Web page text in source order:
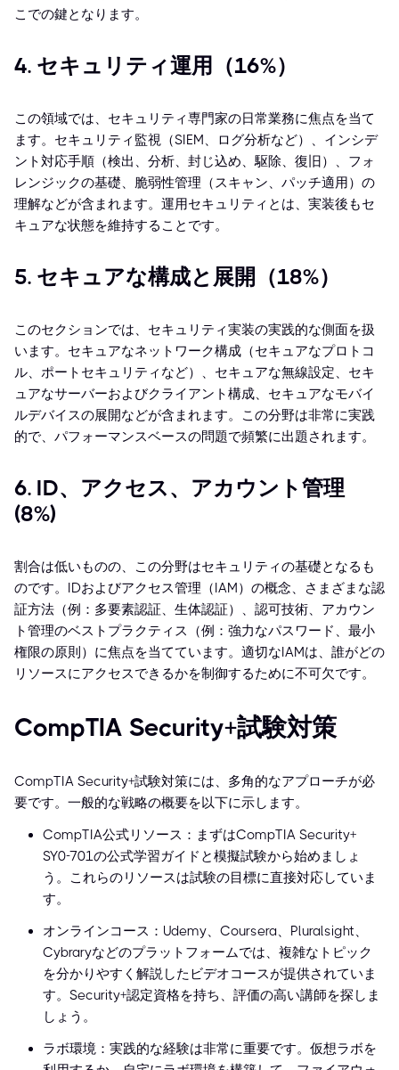
こでの鍵となります。
4. セキュリティ運用（16%）
この領域では、セキュリティ専門家の日常業務に焦点を当て
ます。セキュリティ監視（SIEM、ログ分析など）、インシデ
ント対応手順（検出、分析、封じ込め、駆除、復旧）、フォ
レンジックの基礎、脆弱性管理（スキャン、パッチ適用）の
理解などが含まれます。運用セキュリティとは、実装後もセ
キュアな状態を維持することです。
5. セキュアな構成と展開（18%）
このセクションでは、セキュリティ実装の実践的な側面を扱
います。セキュアなネットワーク構成（セキュアなプロトコ
ル、ポートセキュリティなど）、セキュアな無線設定、セキ
ュアなサーバーおよびクライアント構成、セキュアなモバイ
ルデバイスの展開などが含まれます。この分野は非常に実践
的で、パフォーマンスベースの問題で頻繁に出題されます。
6. ID、アクセス、アカウント管理
(8%)
割合は低いものの、この分野はセキュリティの基礎となるも
のです。IDおよびアクセス管理（IAM）の概念、さまざまな認
証方法（例：多要素認証、生体認証）、認可技術、アカウン
ト管理のベストプラクティス（例：強力なパスワード、最小
権限の原則）に焦点を当てています。適切なIAMは、誰がどの
リソースにアクセスできるかを制御するために不可欠です。
CompTIA Security+試験対策
CompTIA Security+試験対策には、多角的なアプローチが必
要です。一般的な戦略の概要を以下に示します。
CompTIA公式リソース：まずはCompTIA Security+
SY0-701の公式学習ガイドと模擬試験から始めましょ
う。これらのリソースは試験の目標に直接対応していま
す。
オンラインコース：Udemy、Coursera、Pluralsight、
Cybraryなどのプラットフォームでは、複雑なトピック
を分かりやすく解説したビデオコースが提供されていま
す。Security+認定資格を持ち、評価の高い講師を探しま
しょう。
ラボ環境：実践的な経験は非常に重要です。仮想ラボを